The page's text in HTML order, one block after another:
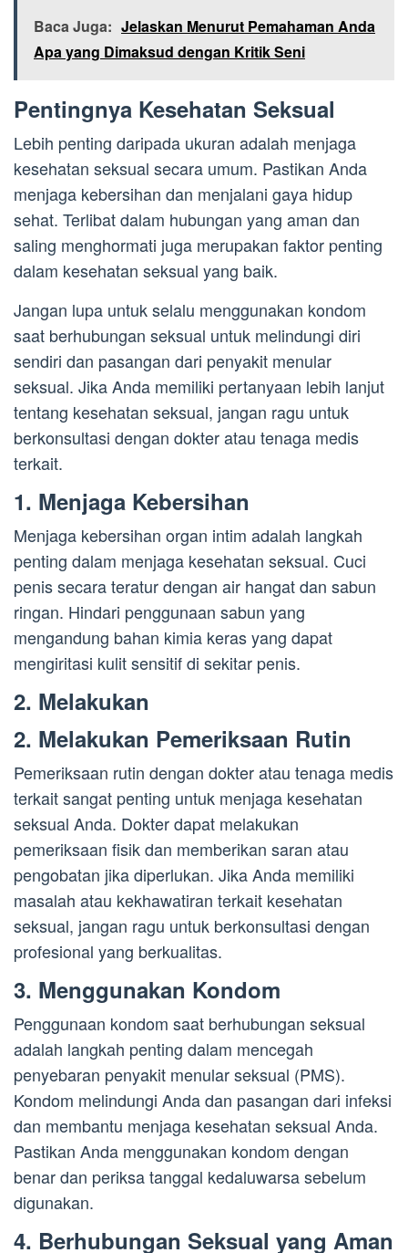
Baca Juga: Jelaskan Menurut Pemahaman Anda
Apa yang Dimaksud dengan Kritik Seni
Pentingnya Kesehatan Seksual
Lebih penting daripada ukuran adalah menjaga
kesehatan seksual secara umum. Pastikan Anda
menjaga kebersihan dan menjalani gaya hidup
sehat. Terlibat dalam hubungan yang aman dan
saling menghormati juga merupakan faktor penting
dalam kesehatan seksual yang baik.
Jangan lupa untuk selalu menggunakan kondom
saat berhubungan seksual untuk melindungi diri
sendiri dan pasangan dari penyakit menular
seksual. Jika Anda memiliki pertanyaan lebih lanjut
tentang kesehatan seksual, jangan ragu untuk
berkonsultasi dengan dokter atau tenaga medis
terkait.
1. Menjaga Kebersihan
Menjaga kebersihan organ intim adalah langkah
penting dalam menjaga kesehatan seksual. Cuci
penis secara teratur dengan air hangat dan sabun
ringan. Hindari penggunaan sabun yang
mengandung bahan kimia keras yang dapat
mengiritasi kulit sensitif di sekitar penis.
2. Melakukan
2. Melakukan Pemeriksaan Rutin
Pemeriksaan rutin dengan dokter atau tenaga medis
terkait sangat penting untuk menjaga kesehatan
seksual Anda. Dokter dapat melakukan
pemeriksaan fisik dan memberikan saran atau
pengobatan jika diperlukan. Jika Anda memiliki
masalah atau kekhawatiran terkait kesehatan
seksual, jangan ragu untuk berkonsultasi dengan
profesional yang berkualitas.
3. Menggunakan Kondom
Penggunaan kondom saat berhubungan seksual
adalah langkah penting dalam mencegah
penyebaran penyakit menular seksual (PMS).
Kondom melindungi Anda dan pasangan dari infeksi
dan membantu menjaga kesehatan seksual Anda.
Pastikan Anda menggunakan kondom dengan
benar dan periksa tanggal kedaluwarsa sebelum
digunakan.
4. Berhubungan Seksual yang Aman